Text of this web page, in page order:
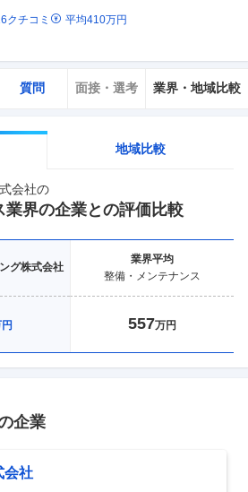
クチコミ 平均410万円
質問 面接・選考 業界・地域比較
地域比較
会社の
業界の企業との評価比較
グ株式会社
業界平均
整備・メンテナンス
557万円
企業
会社